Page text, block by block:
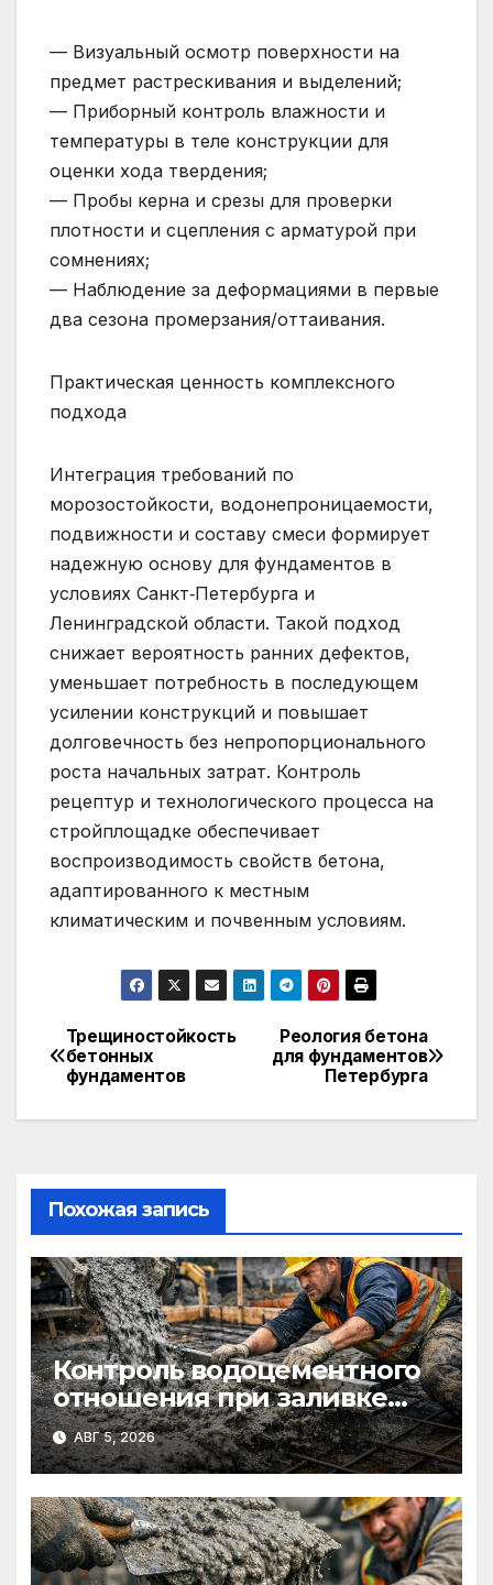
— Визуальный осмотр поверхности на
предмет растрескивания и выделений;
— Приборный контроль влажности и
температуры в теле конструкции для
оценки хода твердения;
— Пробы керна и срезы для проверки
плотности и сцепления с арматурой при
сомнениях;
— Наблюдение за деформациями в первые
два сезона промерзания/оттаивания.
Практическая ценность комплексного
подхода
Интеграция требований по
морозостойкости, водонепроницаемости,
подвижности и составу смеси формирует
надежную основу для фундаментов в
условиях Санкт‑Петербурга и
Ленинградской области. Такой подход
снижает вероятность ранних дефектов,
уменьшает потребность в последующем
усилении конструкций и повышает
долговечность без непропорционального
роста начальных затрат. Контроль
рецептур и технологического процесса на
стройплощадке обеспечивает
воспроизводимость свойств бетона,
адаптированного к местным
климатическим и почвенным условиям.
Навигация
по
Реология бетона
для фундаментов
Петербурга
Трещиностойкость
бетонных
фундаментов
Похожая запись
Контроль водоцементного
отношения при заливке
фундаментов
АВГ 5, 2026